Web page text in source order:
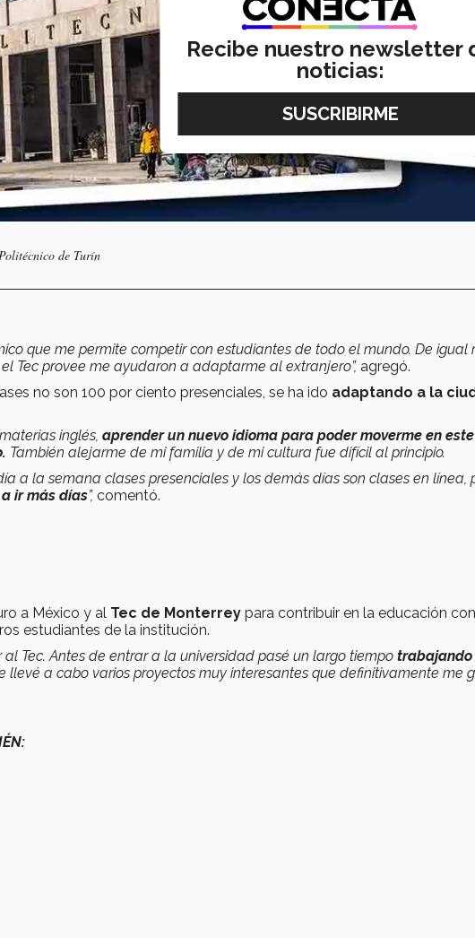
de Turín
que me permite competir con estudiantes de todo el mundo. De igual
Tec provee me ayudaron a adaptarme al extranjero”, agregó.
no son 100 por ciento presenciales, se ha ido adaptando a la
inglés, aprender un nuevo idioma para poder moverme en
También alejarme de mi familia y de mi cultura fue difícil al principio.
a la semana clases presenciales y los demás días son clases en línea,
ir más días”, comentó.
a México y al Tec de Monterrey para contribuir en la educación
estudiantes de la institución.
al Tec. Antes de entrar a la universidad pasé un largo tiempo trabajando
llevé a cabo varios proyectos muy interesantes que definitivamente me
Recibe nuestro newsletter
noticias: